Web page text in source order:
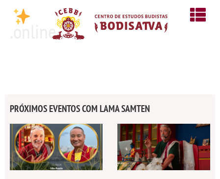
.online
PRÓXIMOS EVENTOS COM LAMA SAMTEN